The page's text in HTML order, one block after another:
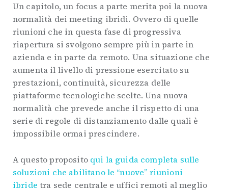
Un capitolo, un focus a parte merita poi la nuova
normalità dei meeting ibridi. Ovvero di quelle
riunioni che in questa fase di progressiva
riapertura si svolgono sempre più in parte in
azienda e in parte da remoto. Una situazione che
aumenta il livello di pressione esercitato su
prestazioni, continuità, sicurezza delle
piattaforme tecnologiche scelte. Una nuova
normalità che prevede anche il rispetto di una
serie di regole di distanziamento dalle quali è
impossibile ormai prescindere.
A questo proposito qui la guida completa sulle
soluzioni che abilitano le “nuove” riunioni
ibride tra sede centrale e uffici remoti al meglio